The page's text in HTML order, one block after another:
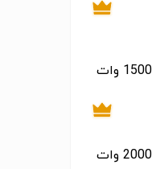
اینورتر سینوسی کامل 1500 وات
اینورتر سینوسی کامل 2000 وات